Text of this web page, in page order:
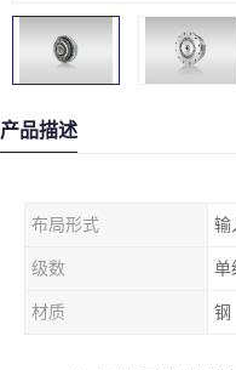
产品描述
布局形式 输
级数 单
材质 钢